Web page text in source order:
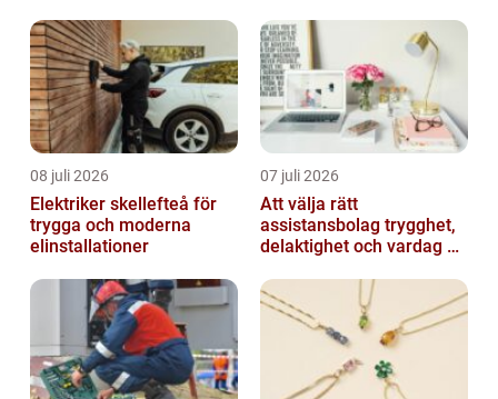
08 juli 2026
Elektriker skellefteå för
trygga och moderna
elinstallationer
07 juli 2026
Att välja rätt
assistansbolag trygghet,
delaktighet och vardag på